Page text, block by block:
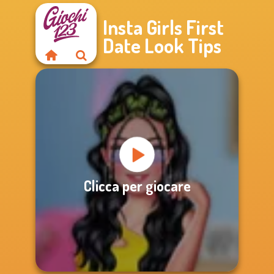
Insta Girls First
Date Look Tips
Clicca per giocare